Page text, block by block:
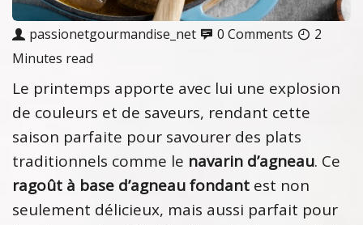
passionetgourmandise_net 0 Comments
2
Minutes read
Le printemps apporte avec lui une explosion
de couleurs et de saveurs, rendant cette
saison parfaite pour savourer des plats
traditionnels comme le navarin d’agneau. Ce
ragoût à base d’agneau fondant est non
seulement délicieux, mais aussi parfait pour